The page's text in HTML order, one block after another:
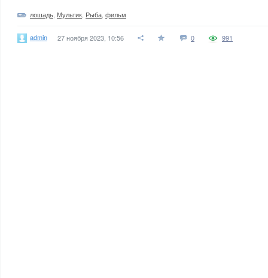
лошадь Мультик Рыба фильм
admin 27 ноября 2023, 10:56 0 991